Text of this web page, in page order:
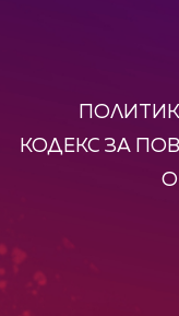
КОДЕКС ЗА